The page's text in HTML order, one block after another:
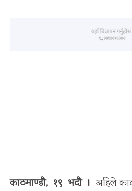
काठमाण्डौ, १९ भदौ । अहिले